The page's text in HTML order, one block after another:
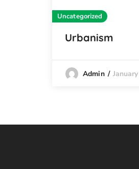
Uncategorized
Urbanism
Admin